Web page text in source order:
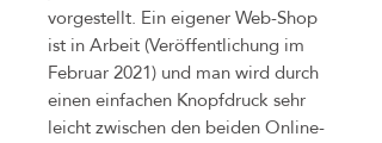
vorgestellt. Ein eigener Web-Shop
ist in Arbeit (Veröffentlichung im
Februar 2021) und man wird durch
einen einfachen Knopfdruck sehr
leicht zwischen den beiden Online-